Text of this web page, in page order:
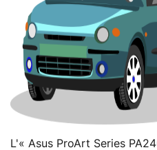
L'« Asus ProArt Series